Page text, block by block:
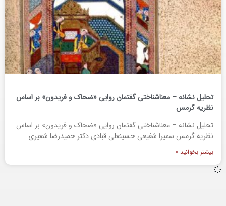
تحلیل نشانه – معناشناختی گفتمان روایی «ضحاک و فریدون» بر اساس
نظریه گرمس
تحلیل نشانه – معناشناختی گفتمان روایی «ضحاک و فریدون» بر اساس
نظریه گرمس سمیرا شفیعی حسینعلی قبادی دکتر حمیدرضا شعیری
بیشتر بخوانید »